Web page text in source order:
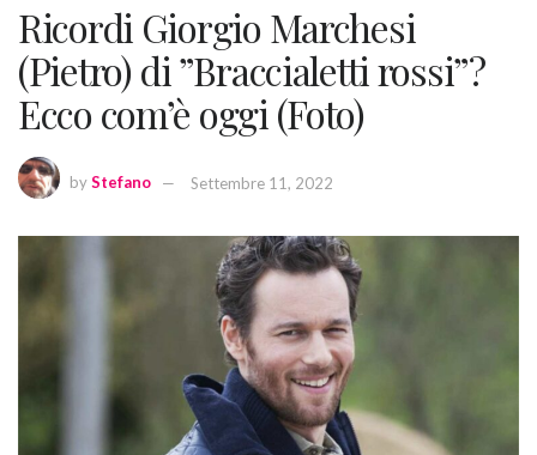
Ricordi Giorgio Marchesi
(Pietro) di ”Braccialetti rossi”?
Ecco com’è oggi (Foto)
byStefano Settembre 11, 2022